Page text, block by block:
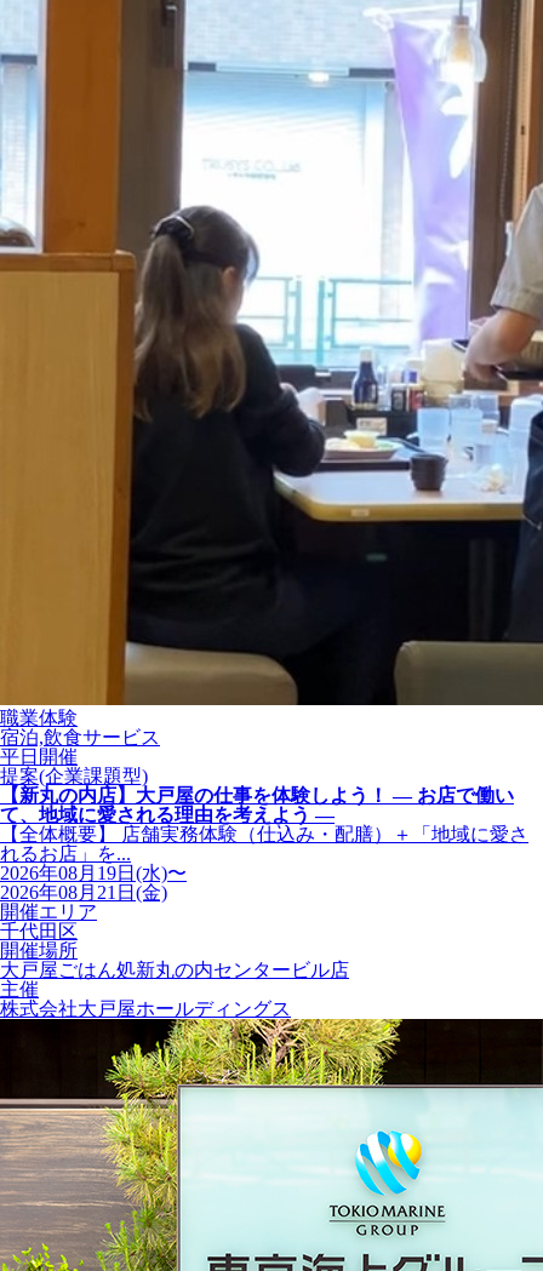
職業体験
宿泊,飲食サービス
平日開催
提案(企業課題型)
【新丸の内店】大戸屋の仕事を体験しよう！ ― お店で働い
て、地域に愛される理由を考えよう ―
【全体概要】 店舗実務体験（仕込み・配膳）＋「地域に愛さ
れるお店」を...
2026年08月19日(水)〜
2026年08月21日(金)
開催エリア
千代田区
開催場所
大戸屋ごはん処新丸の内センタービル店
主催
株式会社大戸屋ホールディングス